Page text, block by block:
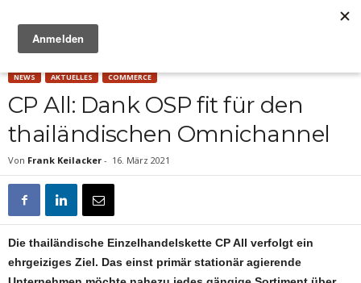
NEWS AKTUELLES COMMERCE
CP All: Dank OSP fit für den
thailändischen Omnichannel
Von Frank Keilacker - 16. März 2021
Die thailändische Einzelhandelskette CP All verfolgt ein
ehrgeiziges Ziel. Das einst primär stationär agierende